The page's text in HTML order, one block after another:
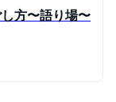
方〜語り場〜